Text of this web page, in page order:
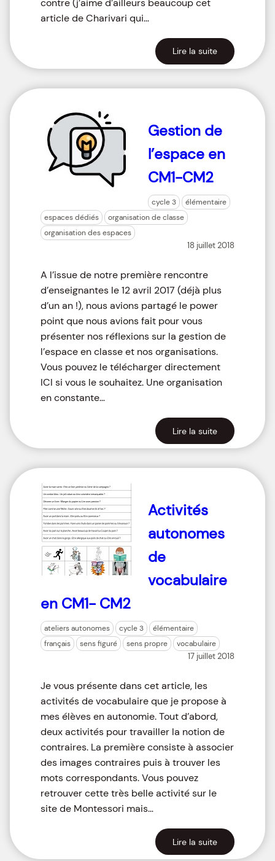
contre (j’aime d’ailleurs beaucoup cet
article de Charivari qui…
Lire la suite
Gestion de
l’espace en
CM1-CM2
cycle 3
élémentaire
espaces dédiés
organisation de classe
organisation des espaces
18 juillet 2018
A l’issue de notre première rencontre
d’enseignantes le 12 avril 2017 (déjà plus
d’un an !), nous avions partagé le power
point que nous avions fait pour vous
présenter nos réflexions sur la gestion de
l’espace en classe et nos organisations.
Vous pouvez le télécharger directement
ICI si vous le souhaitez. Une organisation
en constante…
Lire la suite
Activités
autonomes
de
vocabulaire
en CM1- CM2
ateliers autonomes cycle 3
élémentaire
français
sens figuré sens propre vocabulaire
17 juillet 2018
Je vous présente dans cet article, les
activités de vocabulaire que je propose à
mes élèves en autonomie. Tout d’abord,
deux activités pour travailler la notion de
contraires. La première consiste à associer
des images contraires puis à trouver les
mots correspondants. Vous pouvez
retrouver cette très belle activité sur le
site de Montessori mais…
Lire la suite